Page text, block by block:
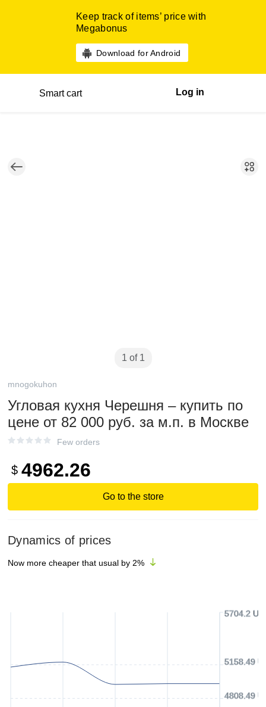
Keep track of items’ price with
Megabonus
Download for Android
Smart cart Log in
1 of 1
mnogokuhon
Угловая кухня Черешня – купить по
цене от 82 000 руб. за м.п. в Москве
Few orders
$ 4962.26
Go to the store
Dynamics of prices
Now more cheaper that usual by 2%
4808.49
5158.49
5704.2